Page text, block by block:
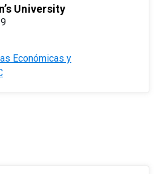
University
Económicas y